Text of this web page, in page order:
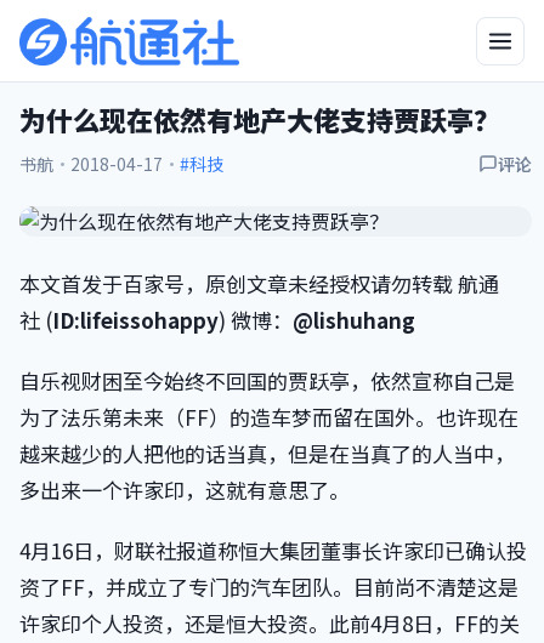
为什么现在依然有地产大佬支持贾跃亭？
书航 · 2018-04-17 · #科技 评论
本文首发于百家号，原创文章未经授权请勿转载 航通
社 (ID:lifeissohappy) 微博： @lishuhang
自乐视财困至今始终不回国的贾跃亭，依然宣称自己是
为了法乐第未来（FF）的造车梦而留在国外。也许现在
越来越少的人把他的话当真，但是在当真了的人当中，
多出来一个许家印，这就有意思了。
4月16日，财联社报道称恒大集团董事长许家印已确认投
资了FF，并成立了专门的汽车团队。目前尚不清楚这是
许家印个人投资，还是恒大投资。此前4月8日，FF的关